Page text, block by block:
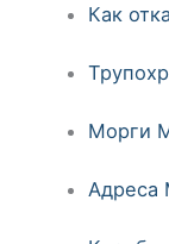
Как
Морги